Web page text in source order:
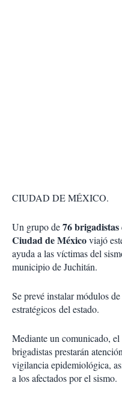
CIUDAD DE MÉXICO.
Un grupo de76 brigadistas
Ciudad de Méxicoviajó
ayuda a las víctimas del
municipio de Juchitán.
Se prevé instalar módulos
estratégicos del estado.
Mediante un comunicado,
brigadistas prestarán
vigilancia epidemiológica,
a los afectados por el sismo.